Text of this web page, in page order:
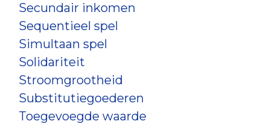
Secundair inkomen
Sequentieel spel
Simultaan spel
Solidariteit
Stroomgrootheid
Substitutiegoederen
Toegevoegde waarde